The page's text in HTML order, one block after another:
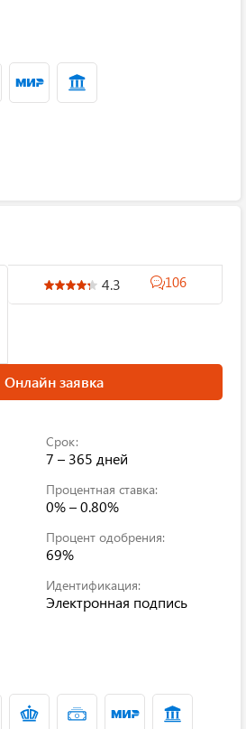
4.3 106
Онлайн заявка
Срок:
7 – 365 дней
Процентная ставка:
0% – 0.80%
Процент одобрения:
69%
Идентификация:
Электронная подпись